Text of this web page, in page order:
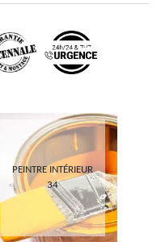
PEINTRE INTÉRIEUR
34